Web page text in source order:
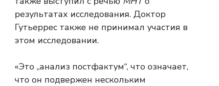
результатах исследования. Доктор
Гутьеррес также не принимал участия в
этом исследовании.
«Это „анализ постфактум“, что означает,
что он подвержен нескольким